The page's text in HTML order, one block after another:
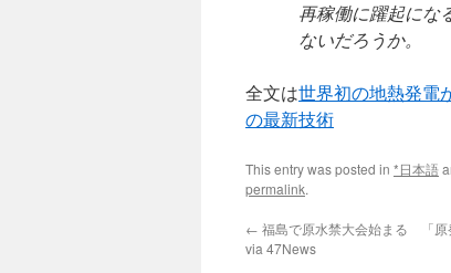
再稼働に躍起にな
ないだろうか。
全文は世界初の地熱発電
の最新技術
This entry was posted in *日本語
permalink.
← 福島で原水禁大会始まる 「原
via 47News